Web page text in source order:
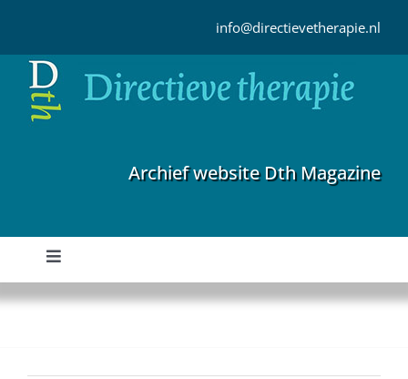
inhoud
info@directievetherapie.nl
Archief website Dth Magazine
Toggle
Navigation
Home